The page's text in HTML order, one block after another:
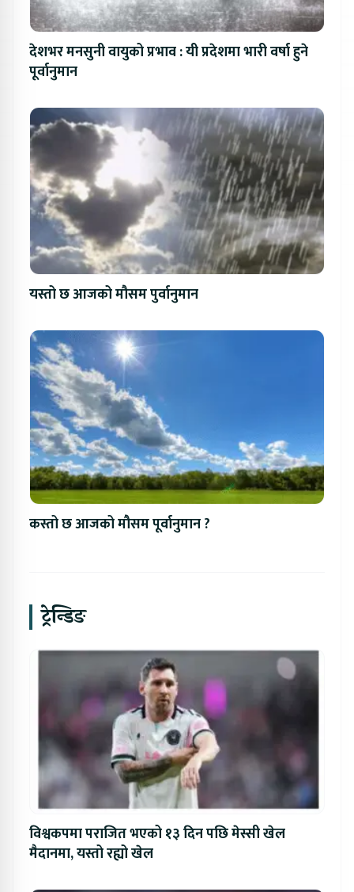
देशभर मनसुनी वायुको प्रभाव : यी प्रदेशमा भारी वर्षा हुने
पूर्वानुमान
यस्तो छ आजको मौसम पुर्वानुमान
कस्तो छ आजको मौसम पूर्वानुमान ?
ट्रेन्डिङ
विश्वकपमा पराजित भएको १३ दिन पछि मेस्सी खेल
मैदानमा, यस्तो रह्यो खेल